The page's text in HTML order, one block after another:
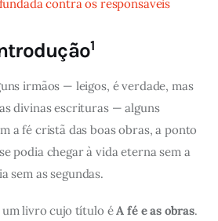
contra os responsáveis
1
irmãos — leigos, é verdade, mas
divinas escrituras — alguns
a fé cristã das boas obras, a ponto
podia chegar à vida eterna sem a
sem as segundas.
um livro cujo título éA fé e as obras.